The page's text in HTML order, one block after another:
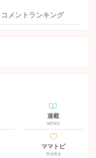
コメントランキング
連載
series
ママトピ
mama